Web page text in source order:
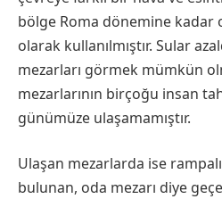
bölge Roma dönemine kadar
olarak kullanılmıştır. Sular
mezarları görmek mümkün
mezarlarının birçoğu insan
günümüze ulaşamamıştır.
Ulaşan mezarlarda ise
bulunan, oda mezarı diye